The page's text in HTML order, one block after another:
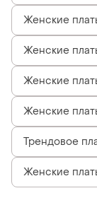
Женские
Женские
Женские
Женские
Трендовое
Женские